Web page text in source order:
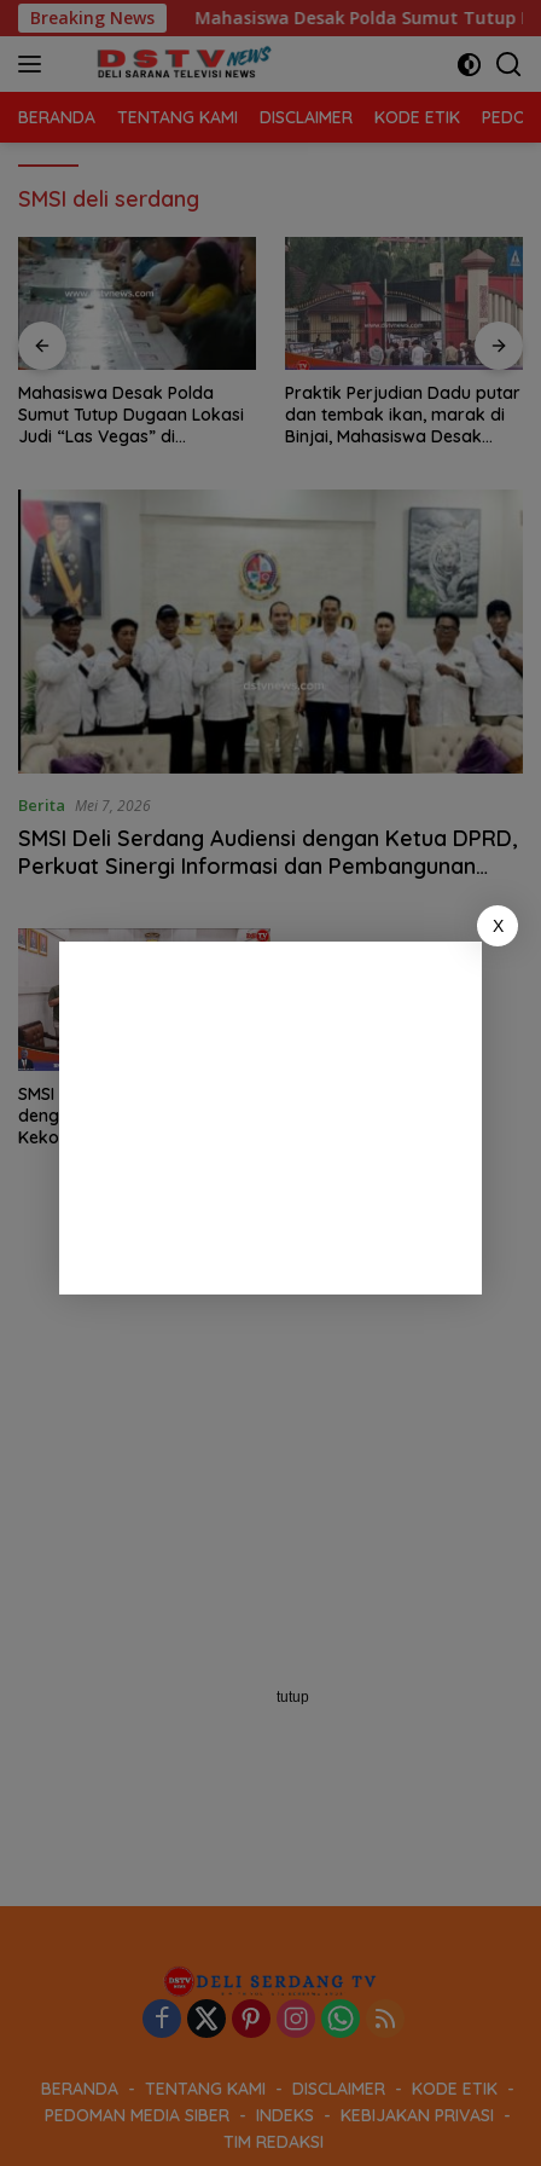
Langsung
ke
konten
Breaking News
Sampah Mahasiswa Desak Polda Sumut Tutup
BERANDA TENTANG KAMI DISCLAIMER KODE ETIK
SMSI deli serdang
Mahasiswa Desak Polda
Sumut Tutup Dugaan Lokasi
Judi “Las Vegas” di
Praktik Perjudian Dadu putar
dan tembak ikan, marak di
Binjai, Mahasiswa Desak
Berita Mei 7, 2026
SMSI Deli Serdang Audiensi dengan Ketua DPRD,
Perkuat Sinergi Informasi dan Pembangunan
SMSI Deli Serdang Audiensi
dengan Kapolresta,
Kekompakan dan
BERANDA TENTANG KAMI DISCLAIMER
KODE ETIK
PEDOMAN MEDIA SIBER
INDEKS
KEBIJAKAN PRIVASI
TIM REDAKSI
tutup
X